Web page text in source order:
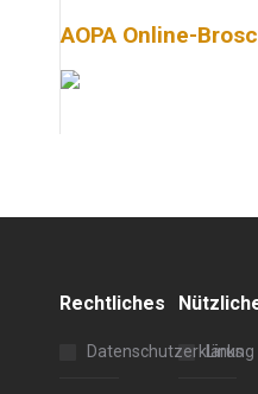
AOPA Online-
Rechtliches
Datenschutzerklärung
Links